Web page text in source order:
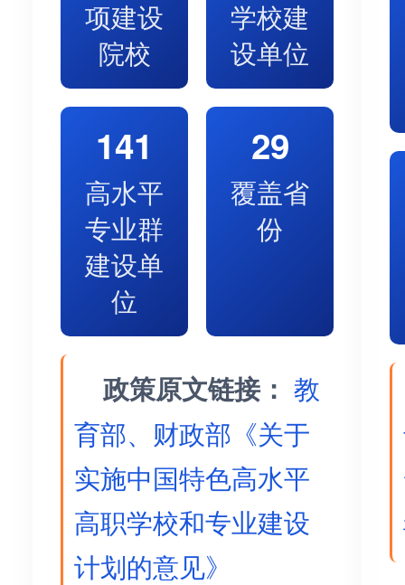
项建设
院校
学校建
设单位
141
高水平
专业群
建设单
位
29
覆盖省
份
政策原文链接： 教
育部、财政部《关于
实施中国特色高水平
高职学校和专业建设
计划的意见》